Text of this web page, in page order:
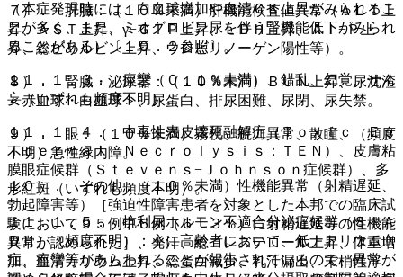
７）． 肝臓：（１０％未満）肝機能検査値異常（ＡＬＴ上
昇、ＡＳＴ上昇、γ−ＧＴＰ上昇、ＬＤＨ上昇、Ａｌ−Ｐ上
昇、総ビリルビン上昇、ウロビリノーゲン陽性等）。
８）． 腎臓・泌尿器：（１０％未満）ＢＵＮ上昇、尿沈渣
＜赤血球・白血球＞、尿蛋白、排尿困難、尿閉、尿失禁。
９）． 眼：（１０％未満）霧視、視力異常、散瞳、（頻度
不明）急性緑内障。
１０）． その他：（１０％未満）性機能異常（射精遅延、
勃起障害等）［強迫性障害患者を対象とした本邦での臨床試
験において９５例中６例（６．３％）に射精遅延等の性機能
異常が認められた］、発汗、総コレステロール上昇、体重増
加、血清カリウム上昇、総蛋白減少、乳汁漏出、末梢性浮
（本症発現時には、白血球増加や血清ＣＫ上昇がみられるこ
とが多く、また、ミオグロビン尿を伴う腎機能低下がみられ
ることがある）〔１０．２参照〕。
１１．１．３． 痙攣（０．１％未満）、錯乱、幻覚、せん
妄（いずれも頻度不明）。
１１．１．４． 中毒性表皮壊死融解症（Ｔｏｘｉｃ Ｅｐ
ｉｄｅｒｍａｌ Ｎｅｃｒｏｌｙｓｉｓ：ＴＥＮ）、皮膚粘
膜眼症候群（Ｓｔｅｖｅｎｓ−Ｊｏｈｎｓｏｎ症候群）、多
形紅斑（いずれも頻度不明）。
１１．１．５． 抗利尿ホルモン不適合分泌症候群（ＳＩＡ
ＤＨ）（頻度不明）：主に高齢者において、低ナトリウム血
症、痙攣等があらわれることが報告されているので、異常が